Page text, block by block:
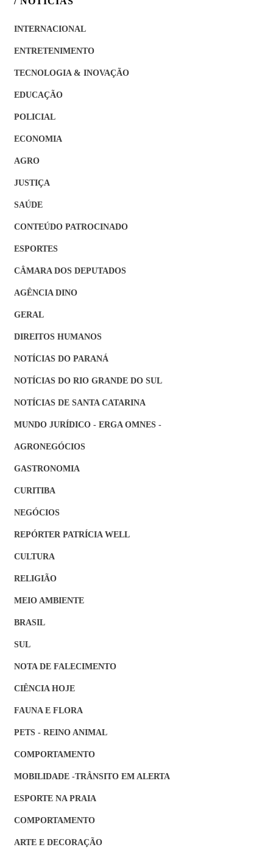
INTERNACIONAL
ENTRETENIMENTO
TECNOLOGIA & INOVAÇÃO
EDUCAÇÃO
POLICIAL
ECONOMIA
AGRO
JUSTIÇA
SAÚDE
CONTEÚDO PATROCINADO
ESPORTES
CÂMARA DOS DEPUTADOS
AGÊNCIA DINO
GERAL
DIREITOS HUMANOS
NOTÍCIAS DO PARANÁ
NOTÍCIAS DO RIO GRANDE DO SUL
NOTÍCIAS DE SANTA CATARINA
MUNDO JURÍDICO - ERGA OMNES -
AGRONEGÓCIOS
GASTRONOMIA
CURITIBA
NEGÓCIOS
REPÓRTER PATRÍCIA WELL
CULTURA
RELIGIÃO
MEIO AMBIENTE
BRASIL
SUL
NOTA DE FALECIMENTO
CIÊNCIA HOJE
FAUNA E FLORA
PETS - REINO ANIMAL
COMPORTAMENTO
MOBILIDADE -TRÂNSITO EM ALERTA
ESPORTE NA PRAIA
COMPORTAMENTO
ARTE E DECORAÇÃO